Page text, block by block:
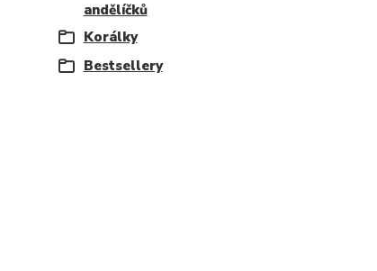
andělíčků
Korálky
Bestsellery